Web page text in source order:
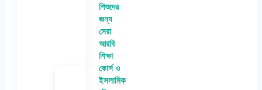
শিশুদের
জন্য
সেরা
আরবি
শিক্ষা
কোর্স ও
ইসলামিক